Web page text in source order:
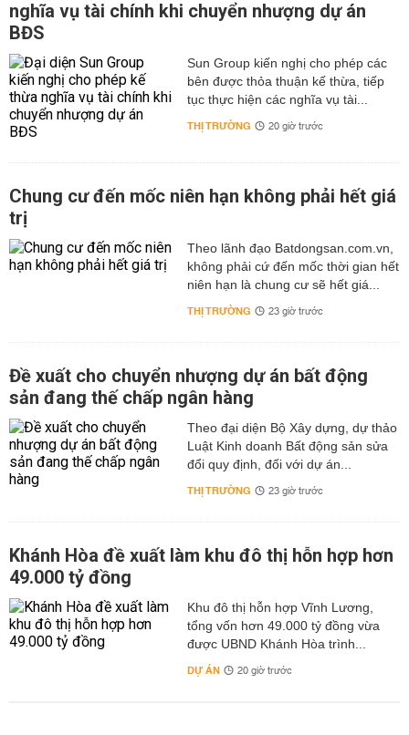
nghĩa vụ tài chính khi chuyển nhượng dự án
BĐS
Sun Group kiến nghị cho phép các
bên được thỏa thuận kế thừa, tiếp
tục thực hiện các nghĩa vụ tài...
THỊ TRƯỜNG 20 giờ trước
Chung cư đến mốc niên hạn không phải hết giá
trị
Theo lãnh đạo Batdongsan.com.vn,
không phải cứ đến mốc thời gian hết
niên hạn là chung cư sẽ hết giá...
THỊ TRƯỜNG 23 giờ trước
Đề xuất cho chuyển nhượng dự án bất động
sản đang thế chấp ngân hàng
Theo đại diện Bộ Xây dựng, dự thảo
Luật Kinh doanh Bất động sản sửa
đổi quy định, đối với dự án...
THỊ TRƯỜNG 23 giờ trước
Khánh Hòa đề xuất làm khu đô thị hỗn hợp hơn
49.000 tỷ đồng
Khu đô thị hỗn hợp Vĩnh Lương,
tổng vốn hơn 49.000 tỷ đồng vừa
được UBND Khánh Hòa trình...
DỰ ÁN 20 giờ trước